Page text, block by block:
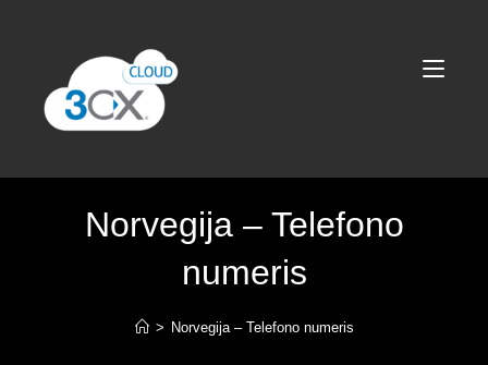
Norvegija – Telefono
numeris
> Norvegija – Telefono numeris